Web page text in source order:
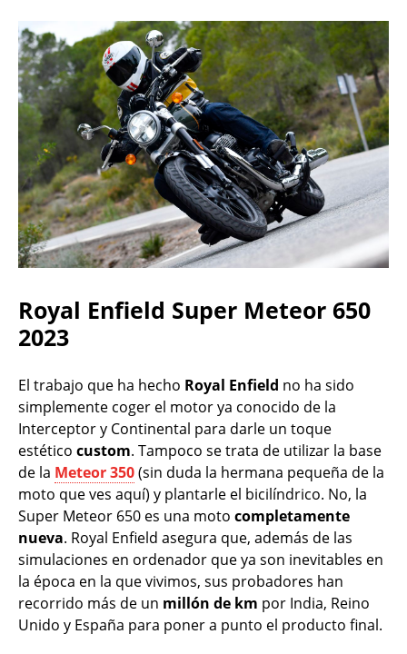
Royal Enfield Super Meteor 650
2023
El trabajo que ha hecho Royal Enfield no ha sido
simplemente coger el motor ya conocido de la
Interceptor y Continental para darle un toque
estético custom. Tampoco se trata de utilizar la base
de la Meteor 350(sin duda la hermana pequeña de la
moto que ves aquí) y plantarle el bicilíndrico. No, la
Super Meteor 650 es una moto completamente
nueva. Royal Enfield asegura que, además de las
simulaciones en ordenador que ya son inevitables en
la época en la que vivimos, sus probadores han
recorrido más de un millón de km por India, Reino
Unido y España para poner a punto el producto final.